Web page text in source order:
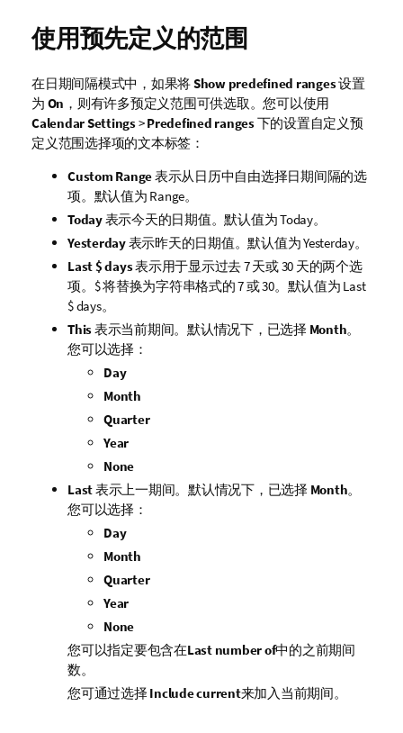
使用预先定义的范围
在日期间隔模式中，如果将Show predefined ranges设置
为 On ，则有许多预定义范围可供选取。您可以使用
Calendar Settings>Predefined ranges下的设置自定义预
定义范围选择项的文本标签：
Custom Range表示从日历中自由选择日期间隔的选
项。默认值为 Range。
Today表示今天的日期值。默认值为Today。
Yesterday表示昨天的日期值。默认值为Yesterday。
Last $ days表示用于显示过去 7 天或 30 天的两个选
项。$ 将替换为字符串格式的 7 或 30。默认值为 Last
$ days。
This表示当前期间。默认情况下，已选择 Month。
您可以选择：
Day
Month
Quarter
Year
None
Last表示上一期间。默认情况下，已选择 Month。
您可以选择：
Day
Month
Quarter
Year
None
您可以指定要包含在Last number of中的之前期间
数。
您可通过选择 Include current来加入当前期间。